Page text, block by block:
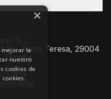
P.I. Santa Teresa, 29004
España
×
mejorar la
nuestro
cookies de
cookies.